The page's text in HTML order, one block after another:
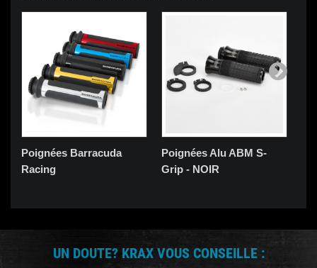
Poignées Barracuda
Racing
Poignées Alu ABM S-
Grip - NOIR
UN DOUTE? KRAX VOUS CONSEILLE :